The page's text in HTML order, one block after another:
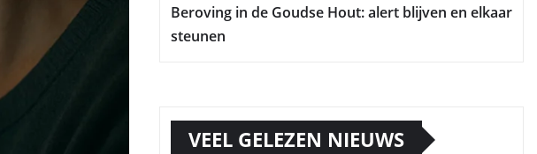
Beroving in de Goudse Hout: alert blijven en elkaar
steunen
VEEL GELEZEN NIEUWS